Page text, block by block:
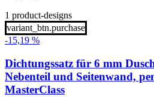
1 product-designs
variant_btn.purchase
-15,19 %
Dichtungssatz für 6 mm
Nebenteil und Seitenwand,
MasterClass